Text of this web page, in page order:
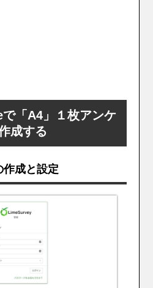
「A4」１枚アンケ
成する
作成と設定